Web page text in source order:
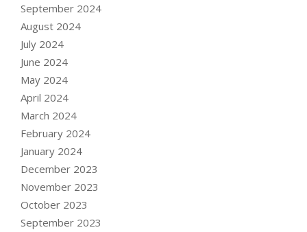
September 2024
August 2024
July 2024
June 2024
May 2024
April 2024
March 2024
February 2024
January 2024
December 2023
November 2023
October 2023
September 2023